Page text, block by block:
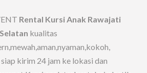
Rental Kursi Anak Rawajati
kualitas
kirim 24 jam ke lokasi dan